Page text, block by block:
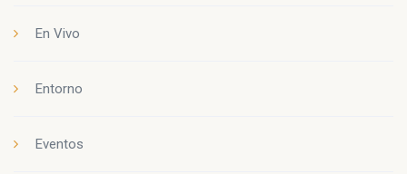
En Vivo
Entorno
Eventos